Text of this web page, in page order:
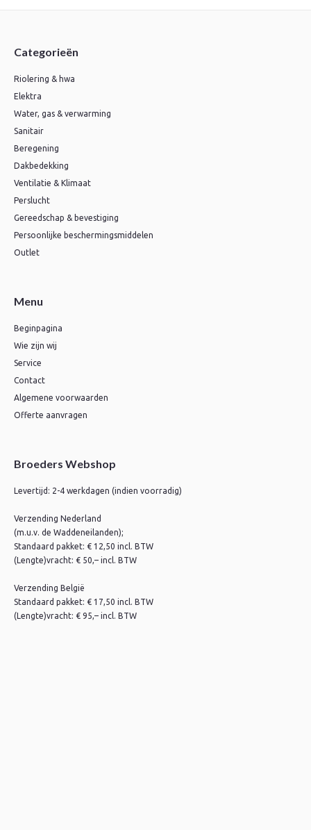
Categorieën
Riolering & hwa
Elektra
Water, gas & verwarming
Sanitair
Beregening
Dakbedekking
Ventilatie & Klimaat
Perslucht
Gereedschap & bevestiging
Persoonlijke beschermingsmiddelen
Outlet
Menu
Beginpagina
Wie zijn wij
Service
Contact
Algemene voorwaarden
Offerte aanvragen
Broeders Webshop
Levertijd: 2-4 werkdagen (indien voorradig)
Verzending Nederland
(m.u.v. de Waddeneilanden);
Standaard pakket: € 12,50 incl. BTW
(Lengte)vracht: € 50,– incl. BTW
Verzending België
Standaard pakket: € 17,50 incl. BTW
(Lengte)vracht: € 95,– incl. BTW